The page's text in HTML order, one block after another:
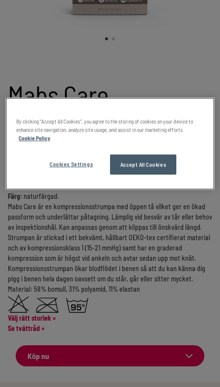
Mabs Care
Knästrumpa
Motverkar svullnad, trötthet och åderbråck
Färg: naturfärgad.
Mabs Care är en kompressionsstrumpa med öppen tå vilket ger en ökad
passform och underlättar påtagning. Lämplig vid besvär av tår eller behov
av inspektionshål. Kan anpassas genom att klippas till önskvärd längd.
Strumpan är stickad i ett bekvämt, hållbart OEKO-tex certifierat material
och av kompressionsklass 1 (15-21 mmHg) samt har en graderad
kompression som är högst vid ankeln och avtar sedan upp mot knät.
Kompressionsstrumpan ökar blodflödet i benen så att du kan känna dig
pigg i benen hela dagen oavsett om du står, går eller sitter mycket.
Material: 58% bomull, 31% polyamid, 11% elastan
Välj rätt storlek »
Se tvättråd »
Köp nu
By clicking “Accept All Cookies”, you agree to the storing of cookies on your device to
enhance site navigation, analyze site usage, and assist in our marketing efforts.
Cookie Policy
Accept All Cookies
Cookies Settings